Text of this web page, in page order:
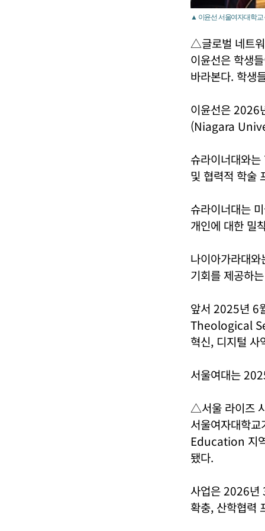
▲ 이윤선 서울여자대학교
△글로벌 네트
이윤선은 학생
바라본다. 학생
이윤선은 2026
(Niagara
슈라이너대와
및 협력적 학술
슈라이너대는
개인에 대한 밀
나이아가라대
기회를 제공하
앞서 2025년 6
Theological
혁신, 디지털 사
서울여대는
△서울 라이즈
서울여자대학
Education 지역
됐다.
사업은 2026년
확충, 산학협력